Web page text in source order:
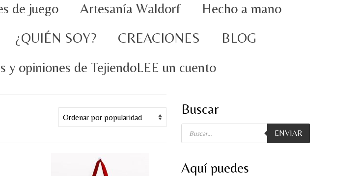
de juego Artesanía Waldorf
Hecho a mano
¿QUIÉN SOY? CREACIONES
BLOG
y opiniones de TejiendoLEE un cuento
Buscar
Búsqueda
productos
ENVIAR
Aquí puedes